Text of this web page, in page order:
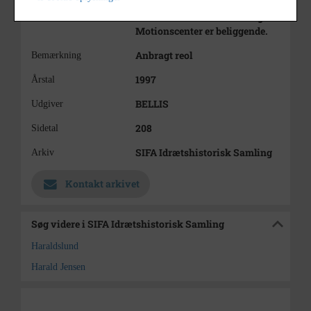
Motionscenter er beliggende.
Bemærkning Anbragt reol
Årstal 1997
Udgiver BELLIS
Sidetal 208
Arkiv SIFA Idrætshistorisk Samling
Kontakt arkivet
Søg videre i SIFA Idrætshistorisk Samling
Haraldslund
Harald Jensen